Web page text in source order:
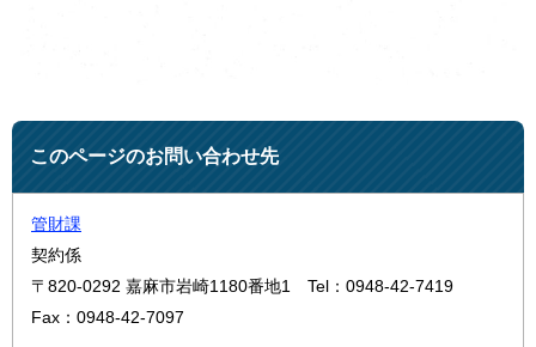
このページのお問い合わせ先
管財課
契約係
〒820-0292 嘉麻市岩崎1180番地1
Tel：0948-42-7419
Fax：0948-42-7097